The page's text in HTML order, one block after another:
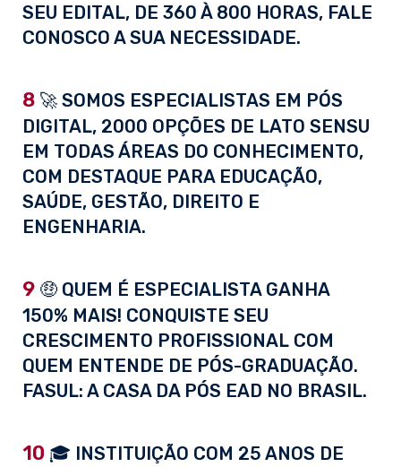
SEU EDITAL, DE 360 À 800 HORAS, FALE
CONOSCO A SUA NECESSIDADE.
8 🚀 SOMOS ESPECIALISTAS EM PÓS
DIGITAL, 2000 OPÇÕES DE LATO SENSU
EM TODAS ÁREAS DO CONHECIMENTO,
COM DESTAQUE PARA EDUCAÇÃO,
SAÚDE, GESTÃO, DIREITO E
ENGENHARIA.
9 🤑 QUEM É ESPECIALISTA GANHA
150% MAIS! CONQUISTE SEU
CRESCIMENTO PROFISSIONAL COM
QUEM ENTENDE DE PÓS-GRADUAÇÃO.
FASUL: A CASA DA PÓS EAD NO BRASIL.
10 🎓 INSTITUIÇÃO COM 25 ANOS DE